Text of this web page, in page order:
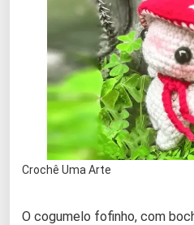
Crochê Uma Arte
O cogumelo fofinho, com